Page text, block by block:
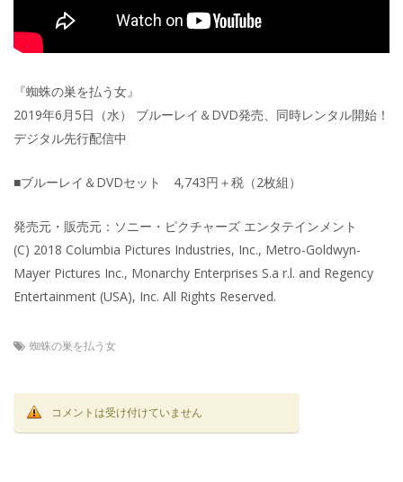
『蜘蛛の巣を払う女』
2019年6月5日（水） ブルーレイ＆DVD発売、同時レンタル開始！
デジタル先行配信中
■ブルーレイ＆DVDセット 4,743円＋税（2枚組）
発売元・販売元：ソニー・ピクチャーズ エンタテインメント
(C) 2018 Columbia Pictures Industries, Inc., Metro-Goldwyn-
Mayer Pictures Inc., Monarchy Enterprises S.a r.l. and Regency
Entertainment (USA), Inc. All Rights Reserved.
蜘蛛の巣を払う女
コメントは受け付けていません